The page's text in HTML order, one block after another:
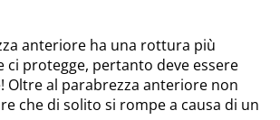
anteriore ha una rottura più
protegge, pertanto deve essere
Oltre al parabrezza anteriore non
che di solito si rompe a causa di un